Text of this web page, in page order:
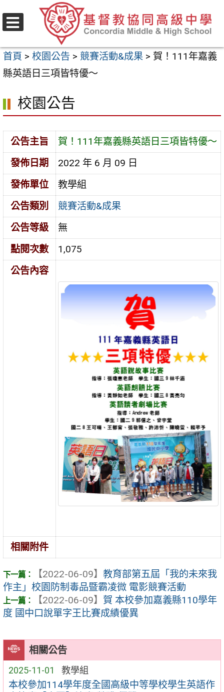
至
要
內
區
首頁 > 校園公告 > 競賽活動&成果 > 賀！111年嘉義
縣英語日三項皆特優～
相關公告
2025-11-01 教學組
本校參加114學年度全國高級中等學校學生英語作
校園公告
公告主旨
賀！111年嘉義縣英語日三項皆特優～
發佈日期
2022 年 6 月 09 日
發佈單位
教學組
公告類別
競賽活動&成果
公告等級
無
點閱次數
1,075
公告內容
相關附件
【2022-06-09】 教育部第五屆「我的未來我
作主」校園防制毒品暨霸凌微 電影競賽活動
【2022-06-09】 賀 本校參加嘉義縣110學年
度 國中口說單字王比賽成績優異
選
單